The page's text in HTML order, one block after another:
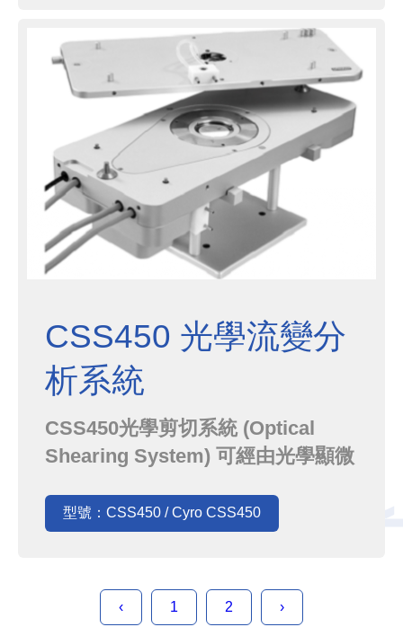
佳化。將DSC450載物台安裝在顯微
鏡上，能夠對樣品熱轉變進行高...
CSS450 光學流變分
析系統
CSS450光學剪切系統 (Optical
Shearing System) 可經由光學顯微
式下，直接觀察複雜流體的結構動力
學。
型號：CSS450 / Cyro CSS450
‹ 1 2 ›